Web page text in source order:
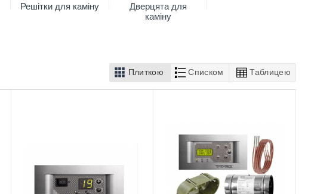
Решітки для каміну
Дверцята для
каміну
Плиткою Списком Таблицею